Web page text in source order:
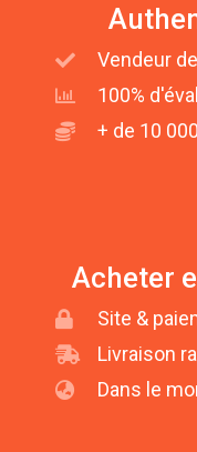
Vendeur
100%
+ de 10
Acheter
Site &
Livraison
Dans le